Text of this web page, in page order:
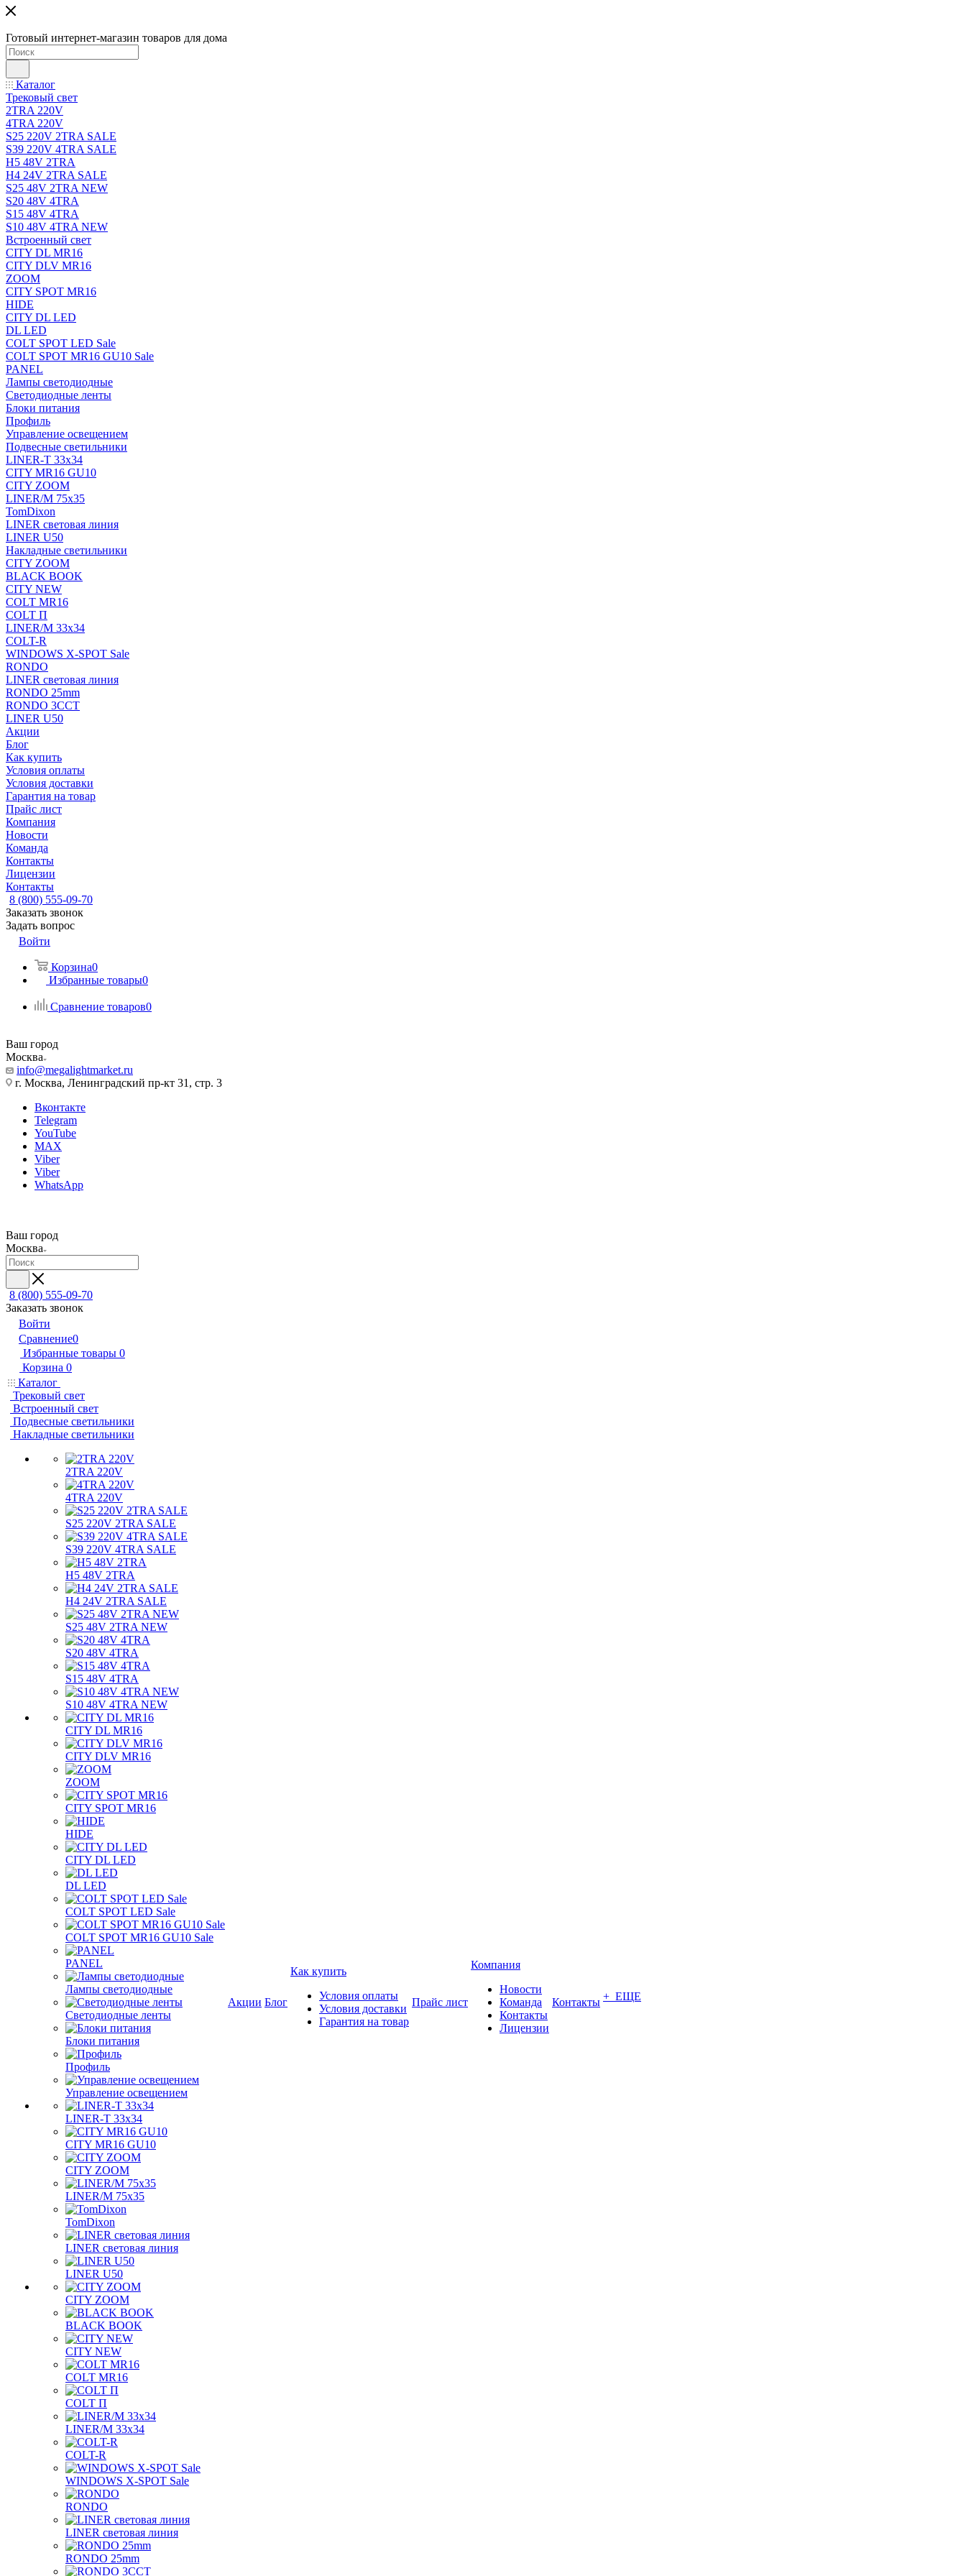
Готовый интернет-магазин товаров для дома
Каталог
Трековый свет
2TRA 220V
4TRA 220V
S25 220V 2TRA SALE
S39 220V 4TRA SALE
H5 48V 2TRA
H4 24V 2TRA SALE
S25 48V 2TRA NEW
S20 48V 4TRA
S15 48V 4TRA
S10 48V 4TRA NEW
Встроенный свет
CITY DL MR16
CITY DLV MR16
ZOOM
CITY SPOT MR16
HIDE
CITY DL LED
DL LED
COLT SPOT LED Sale
COLT SPOT MR16 GU10 Sale
PANEL
Лампы светодиодные
Светодиодные ленты
Блоки питания
Профиль
Управление освещением
Подвесные светильники
LINER-T 33x34
CITY MR16 GU10
CITY ZOOM
LINER/M 75х35
TomDixon
LINER световая линия
LINER U50
Накладные светильники
CITY ZOOM
BLACK BOOK
CITY NEW
COLT MR16
COLT П
LINER/М 33х34
COLT-R
WINDOWS X-SPOT Sale
RONDO
LINER световая линия
RONDO 25mm
RONDO 3CCT
LINER U50
Акции
Блог
Как купить
Условия оплаты
Условия доставки
Гарантия на товар
Прайс лист
Компания
Новости
Команда
Контакты
Лицензии
Контакты
8 (800) 555-09-70
Заказать звонок
Задать вопрос
Войти
Корзина0
Избранные товары0
Сравнение товаров0
Ваш город
Москва
info@megalightmarket.ru
г. Москва, Ленинградский пр-кт 31, стр. 3
Вконтакте
Telegram
YouTube
MAX
Viber
Viber
WhatsApp
Ваш город
Москва
8 (800) 555-09-70
Заказать звонок
Войти
Сравнение0
Избранные товары 0
Корзина 0
Каталог
Трековый свет
Встроенный свет
Подвесные светильники
Накладные светильники
2TRA 220V
4TRA 220V
S25 220V 2TRA SALE
S39 220V 4TRA SALE
H5 48V 2TRA
H4 24V 2TRA SALE
S25 48V 2TRA NEW
S20 48V 4TRA
S15 48V 4TRA
S10 48V 4TRA NEW
CITY DL MR16
CITY DLV MR16
ZOOM
CITY SPOT MR16
HIDE
CITY DL LED
DL LED
COLT SPOT LED Sale
COLT SPOT MR16 GU10 Sale
PANEL
Лампы светодиодные
Светодиодные ленты
Блоки питания
Профиль
Управление освещением
LINER-T 33x34
CITY MR16 GU10
CITY ZOOM
LINER/M 75х35
TomDixon
LINER световая линия
LINER U50
CITY ZOOM
BLACK BOOK
CITY NEW
COLT MR16
COLT П
LINER/М 33х34
COLT-R
WINDOWS X-SPOT Sale
RONDO
LINER световая линия
RONDO 25mm
Акции Блог
Как купить
Условия оплаты
Условия доставки
Гарантия на товар
Прайс лист
Компания
Новости
Команда
Контакты
Лицензии
Контакты + ЕЩЕ